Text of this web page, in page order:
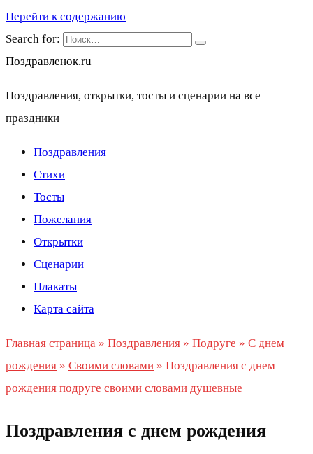
Перейти к содержанию
Search for:
Поздравленок.ru
Поздравления, открытки, тосты и сценарии на все
праздники
Поздравления
Стихи
Тосты
Пожелания
Открытки
Сценарии
Плакаты
Карта сайта
Главная страница » Поздравления » Подруге » С днем
рождения » Своими словами » Поздравления с днем
рождения подруге своими словами душевные
Поздравления с днем рождения